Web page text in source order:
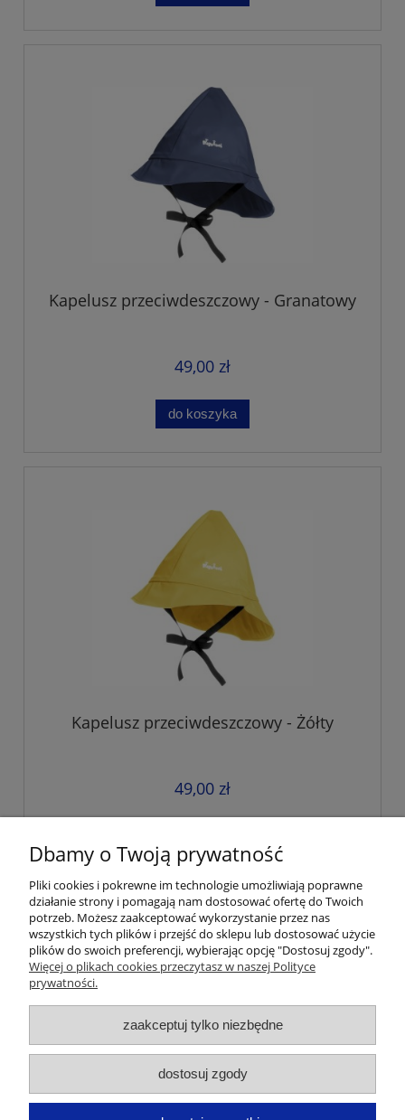
Kapelusz przeciwdeszczowy - Granatowy
49,00 zł
do koszyka
Kapelusz przeciwdeszczowy - Żółty
49,00 zł
Pomoc
Moje konto
Informacje
O nas
Dbamy o Twoją prywatność
Pliki cookies i pokrewne im technologie umożliwiają poprawne
działanie strony i pomagają nam dostosować ofertę do Twoich
potrzeb. Możesz zaakceptować wykorzystanie przez nas
wszystkich tych plików i przejść do sklepu lub dostosować użycie
plików do swoich preferencji, wybierając opcję "Dostosuj zgody".
Więcej o plikach cookies przeczytasz w naszej Polityce
prywatności.
zaakceptuj tylko niezbędne
dostosuj zgody